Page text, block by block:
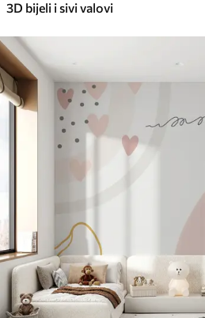
3D bijeli i sivi valovi